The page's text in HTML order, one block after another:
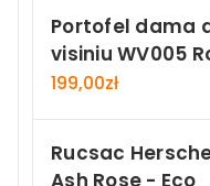
Portofel dama
visiniu WV005
199,00zł
Rucsac
Ash Rose - Eco